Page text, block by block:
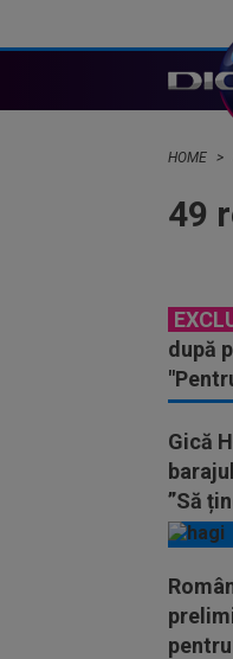
HOME
49
după
Gică
”Să